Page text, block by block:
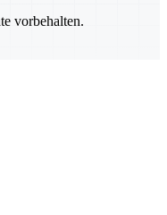
vorbehalten.